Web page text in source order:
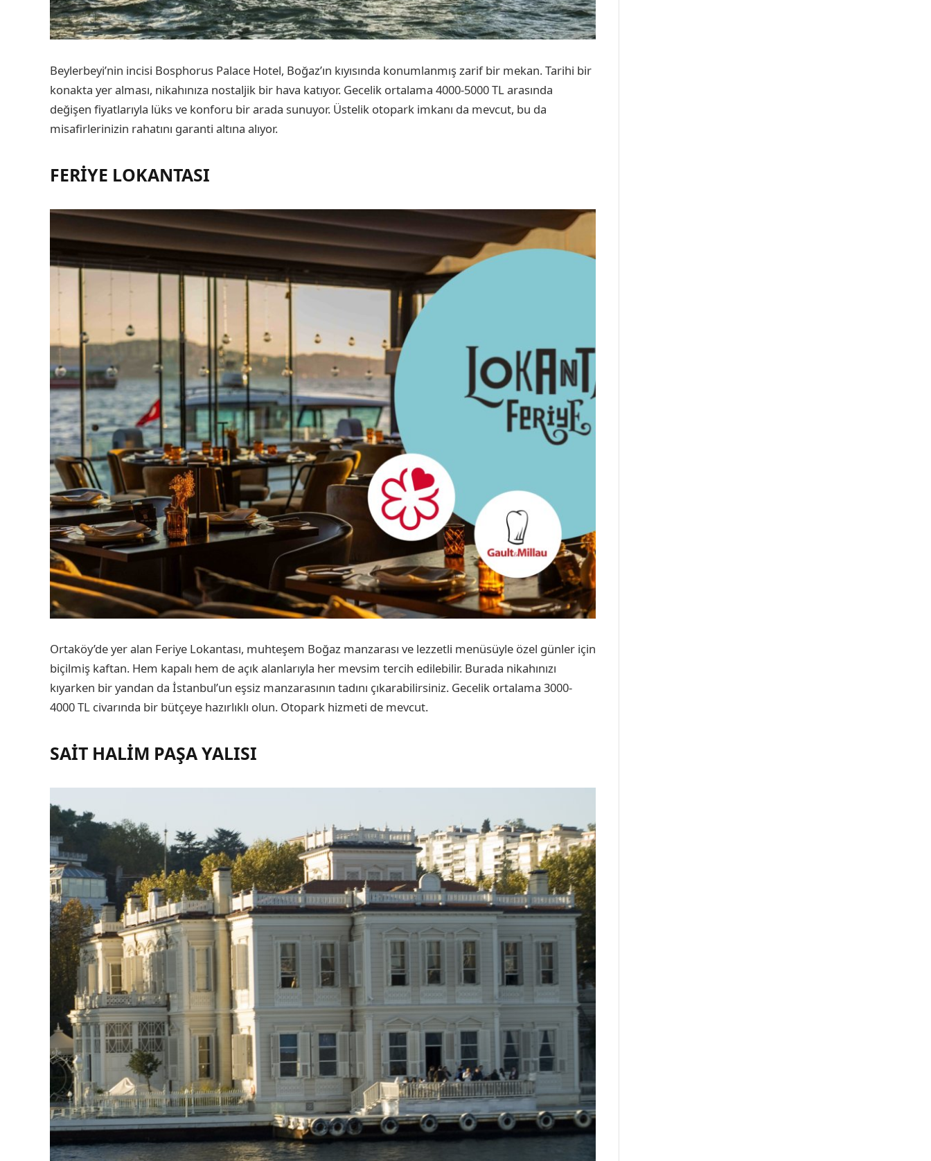
Beylerbeyi’nin incisi Bosphorus Palace Hotel, Boğaz’ın kıyısında konumlanmış zarif bir mekan. Tarihi bir
konakta yer alması, nikahınıza nostaljik bir hava katıyor. Gecelik ortalama 4000-5000 TL arasında
değişen fiyatlarıyla lüks ve konforu bir arada sunuyor. Üstelik otopark imkanı da mevcut, bu da
misafirlerinizin rahatını garanti altına alıyor.
FERIYE LOKANTASI
Ortaköy’de yer alan Feriye Lokantası, muhteşem Boğaz manzarası ve lezzetli menüsüyle özel günler için
biçilmiş kaftan. Hem kapalı hem de açık alanlarıyla her mevsim tercih edilebilir. Burada nikahınızı
kıyarken bir yandan da İstanbul’un eşsiz manzarasının tadını çıkarabilirsiniz. Gecelik ortalama 3000-
4000 TL civarında bir bütçeye hazırlıklı olun. Otopark hizmeti de mevcut.
SAIT HALIM PAŞA YALISI